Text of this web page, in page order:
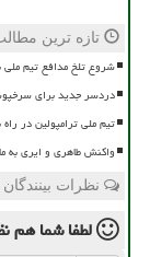
تازه ترین
شروع تلخ مدافع تیم
دردسر جدید برای
تیم ملی ترامپولین در راه
واکنش طاهری و ایری به
نظرات
لطفا شما هم